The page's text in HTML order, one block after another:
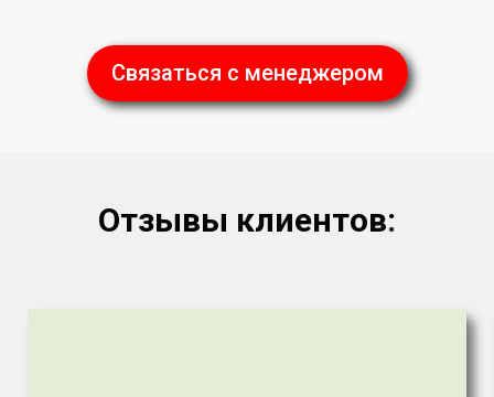
Связаться с менеджером
Отзывы клиентов: